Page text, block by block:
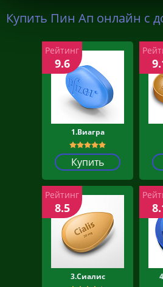
Купить Пин Ап онлайн с
1.Виагра
Купить
Рейтинг
9.6
3.Сиалис
Рейтинг
8.5